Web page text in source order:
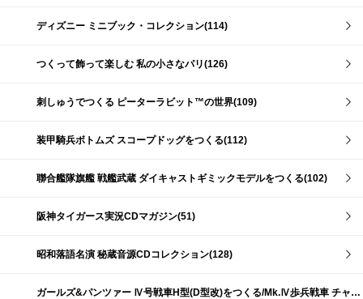
ディズニー ミニブック・コレクション(114)
つくって飾って楽しむ 私の小さなパリ(126)
刺しゅうでつくる ピーターラビット™の世界(109)
装甲騎兵ボトムズ スコープドッグをつくる(112)
聯合艦隊旗艦 戦艦武蔵 ダイキャストギミックモデルをつくる(102)
阪神タイガース実況CDマガジン(51)
昭和落語名演 秘蔵音源CDコレクション(128)
ガールズ&パンツァー Ⅳ号戦車H型(D型改)をつくる/Mk.Ⅳ歩兵戦車 チャーチルMk.Ⅶをつくる(191)